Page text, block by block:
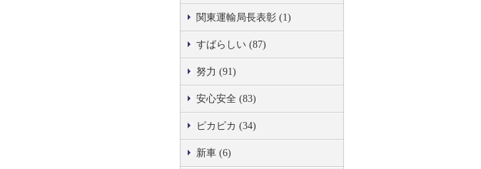
関東運輸局長表彰 (1)
すばらしい (87)
努力 (91)
安心安全 (83)
ピカピカ (34)
新車 (6)